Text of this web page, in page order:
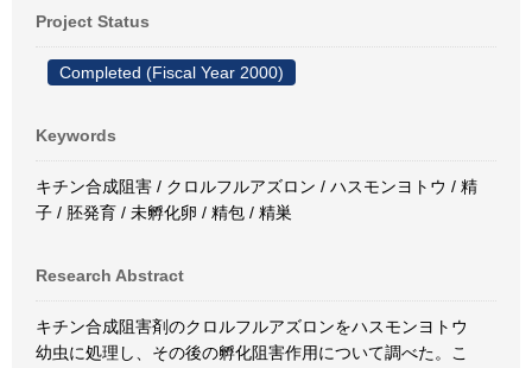
Project Status
Completed (Fiscal Year 2000)
Keywords
キチン合成阻害 / クロルフルアズロン / ハスモンヨトウ / 精
子 / 胚発育 / 未孵化卵 / 精包 / 精巣
Research Abstract
キチン合成阻害剤のクロルフルアズロンをハスモンヨトウ
幼虫に処理し、その後の孵化阻害作用について調べた。こ